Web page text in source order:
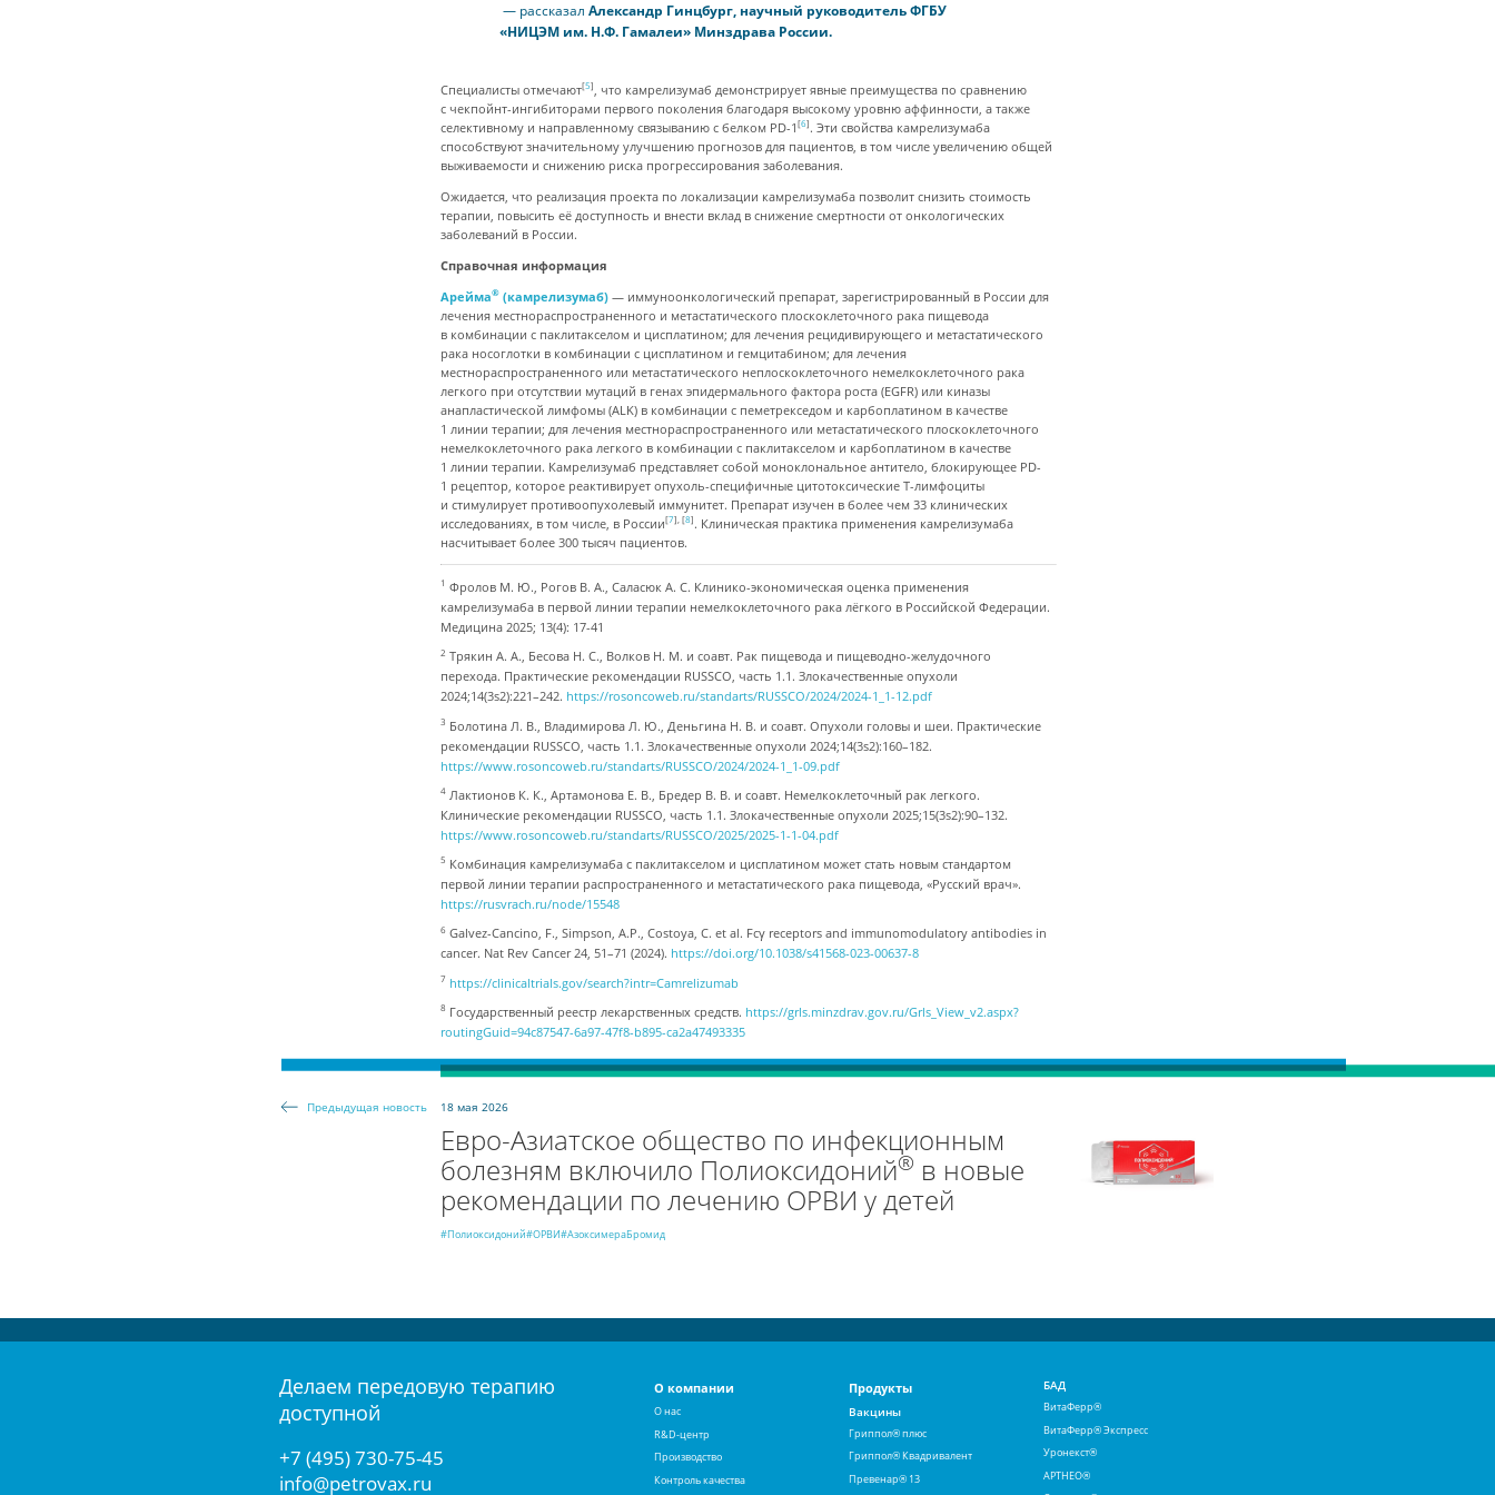
— рассказал Александр Гинцбург, научный руководитель ФГБУ
«НИЦЭМ им. Н.Ф. Гамалеи» Минздрава России.
Специалисты отмечают[5], что камрелизумаб демонстрирует явные преимущества по сравнению
с чекпойнт-ингибиторами первого поколения благодаря высокому уровню аффинности, а также
селективному и направленному связыванию с белком PD-1[6] . Эти свойства камрелизумаба
способствуют значительному улучшению прогнозов для пациентов, в том числе увеличению общей
выживаемости и снижению риска прогрессирования заболевания.
Ожидается, что реализация проекта по локализации камрелизумаба позволит снизить стоимость
терапии, повысить её доступность и внести вклад в снижение смертности от онкологических
заболеваний в России.
Справочная информация
Арейма® (камрелизумаб) — иммуноонкологический препарат, зарегистрированный в России для
лечения местнораспространенного и метастатического плоскоклеточного рака пищевода
в комбинации с паклитакселом и цисплатином; для лечения рецидивирующего и метастатического
рака носоглотки в комбинации с цисплатином и гемцитабином; для лечения
местнораспространенного или метастатического неплоскоклеточного немелкоклеточного рака
легкого при отсутствии мутаций в генах эпидермального фактора роста (EGFR) или киназы
анапластической лимфомы (ALK) в комбинации с пеметрекседом и карбоплатином в качестве
1 линии терапии; для лечения местнораспространенного или метастатического плоскоклеточного
немелкоклеточного рака легкого в комбинации с паклитакселом и карбоплатином в качестве
1 линии терапии. Камрелизумаб представляет собой моноклональное антитело, блокирующее PD-
1 рецептор, которое реактивирует опухоль-специфичные цитотоксические Т-лимфоциты
и стимулирует противоопухолевый иммунитет. Препарат изучен в более чем 33 клинических
исследованиях, в том числе, в России[7], [8] . Клиническая практика применения камрелизумаба
насчитывает более 300 тысяч пациентов.
1 Фролов М. Ю., Рогов В. А., Саласюк А. С. Клинико-экономическая оценка применения
камрелизумаба в первой линии терапии немелкоклеточного рака лёгкого в Российской Федерации.
Медицина 2025; 13(4): 17-41
2 Трякин А. А., Бесова Н. С., Волков Н. М. и соавт. Рак пищевода и пищеводно-желудочного
перехода. Практические рекомендации RUSSCO, часть 1.1. Злокачественные опухоли
2024;14(3s2):221–242. https://rosoncoweb.ru/standarts/RUSSCO/2024/2024-1_1-12.pdf
3 Болотина Л. В., Владимирова Л. Ю., Деньгина Н. В. и соавт. Опухоли головы и шеи. Практические
рекомендации RUSSCO, часть 1.1. Злокачественные опухоли 2024;14(3s2):160–182.
https://www.rosoncoweb.ru/standarts/RUSSCO/2024/2024-1_1-09.pdf
4 Лактионов К. К., Артамонова Е. В., Бредер В. В. и соавт. Немелкоклеточный рак легкого.
Клинические рекомендации RUSSCO, часть 1.1. Злокачественные опухоли 2025;15(3s2):90–132.
https://www.rosoncoweb.ru/standarts/RUSSCO/2025/2025-1-1-04.pdf
5 Комбинация камрелизумаба с паклитакселом и цисплатином может стать новым стандартом
первой линии терапии распространенного и метастатического рака пищевода, «Русский врач».
https://rusvrach.ru/node/15548
6 Galvez-Cancino, F., Simpson, A.P., Costoya, C. et al. Fcγ receptors and immunomodulatory antibodies in
cancer. Nat Rev Cancer 24, 51–71 (2024). https://doi.org/10.1038/s41568-023-00637-8
7 https://clinicaltrials.gov/search?intr=Camrelizumab
8 Государственный реестр лекарственных средств. https://grls.minzdrav.gov.ru/Grls_View_v2.aspx?
routingGuid=94c87547-6a97-47f8-b895-ca2a47493335
Предыдущая новость 18 мая 2026
Евро-Азиатское общество по инфекционным
болезням включило Полиоксидоний® в новые
рекомендации по лечению ОРВИ у детей
#Полиоксидоний#ОРВИ#АзоксимераБромид
Делаем передовую терапию
доступной
+7 (495) 730-75-45
info@petrovax.ru
О компании
О нас
R&D-центр
Производство
Контроль качества
Продукты
Вакцины
Гриппол® плюс
Гриппол® Квадривалент
Превенар® 13
БАД
ВитаФерр®
ВитаФерр® Экспресс
Уронекст®
АРТНЕО®